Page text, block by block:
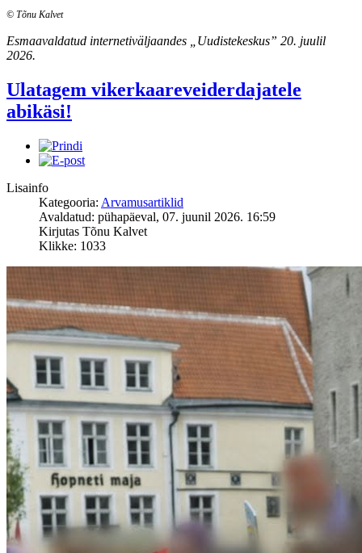
© Tõnu Kalvet
Esmaavaldatud internetiväljaandes „Uudistekeskus” 20. juulil
2026.
Ulatagem vikerkaareveiderdajatele
abikäsi!
Lisainfo
Kategooria: Arvamusartiklid
Avaldatud: pühapäeval, 07. juunil 2026. 16:59
Kirjutas Tõnu Kalvet
Klikke: 1033